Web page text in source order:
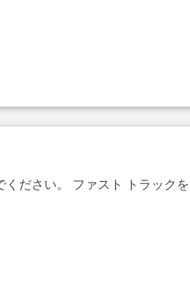
ださい。 ファスト トラックを